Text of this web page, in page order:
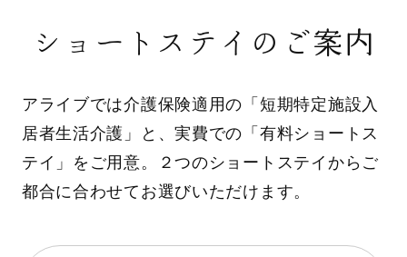
ショートステイのご案内
アライブでは介護保険適用の「短期特定施設入
居者生活介護」と、実費での「有料ショートス
テイ」をご用意。２つのショートステイからご
都合に合わせてお選びいただけます。